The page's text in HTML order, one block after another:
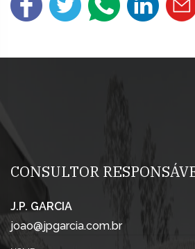
CONSULTOR
J.P. GARCIA
joao@jpgarcia.com.br